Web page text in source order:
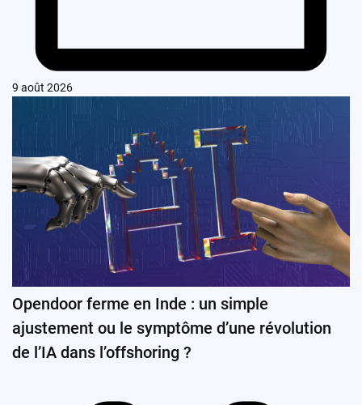
9 août 2026
Opendoor ferme en Inde : un simple
ajustement ou le symptôme d’une révolution
de l’IA dans l’offshoring ?